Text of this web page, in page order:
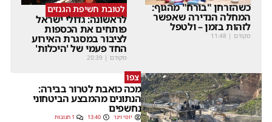
כשהזרחן "בורח" מהגוף:
המחלה הנדירה שאפשר
לזהות בזמן – ולטפל
מקודם |
11:48
לטובת חשיפת הגנזים
לראשונה: גדולי ישראל
פותחים את הכספות
לציבור במסגרת האירוע
החד פעמי של 'היכלות'
מקודם |
20:39
צפו
מכה כואבת לטרור בבירה:
הנתונים מהמבצע הביטחוני
נחשפים
יוסי וינר 13:40 1 תגובות